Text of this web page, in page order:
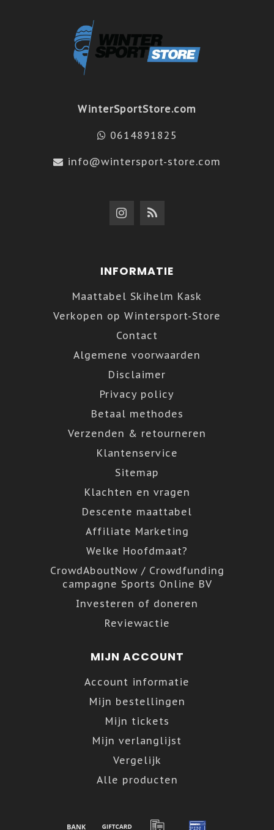
WinterSportStore.com
0614891825
info@wintersport-store.com
INFORMATIE
Maattabel Skihelm Kask
Verkopen op Wintersport-Store
Contact
Algemene voorwaarden
Disclaimer
Privacy policy
Betaal methodes
Verzenden & retourneren
Klantenservice
Sitemap
Klachten en vragen
Descente maattabel
Affiliate Marketing
Welke Hoofdmaat?
CrowdAboutNow / Crowdfunding
campagne Sports Online BV
Investeren of doneren
Reviewactie
MIJN ACCOUNT
Account informatie
Mijn bestellingen
Mijn tickets
Mijn verlanglijst
Vergelijk
Alle producten